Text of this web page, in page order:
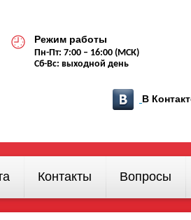
Режим работы
Пн-Пт: 7:00 – 16:00 (МСК)
Сб-Вс: выходной день
В
Контакты Вопросы